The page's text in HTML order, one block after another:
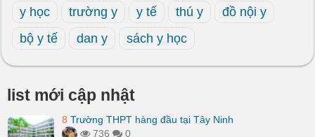
y học
trường y y tế thú y
đồ nội y
bộ y tế
dan y sách y học
list mới cập nhật
8 Trường THPT hàng đầu tại Tây Ninh
736
0